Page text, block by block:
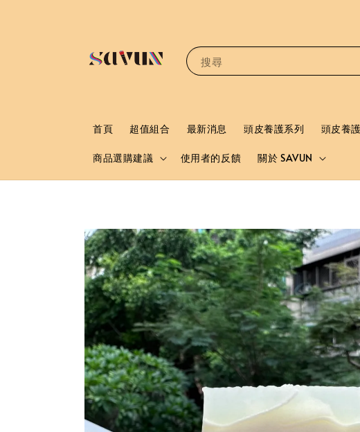
搜尋
首頁 超值組合 最新消息 頭皮養護系列 頭皮養
商品選購建議 使用者的反饋 關於 SAVUN